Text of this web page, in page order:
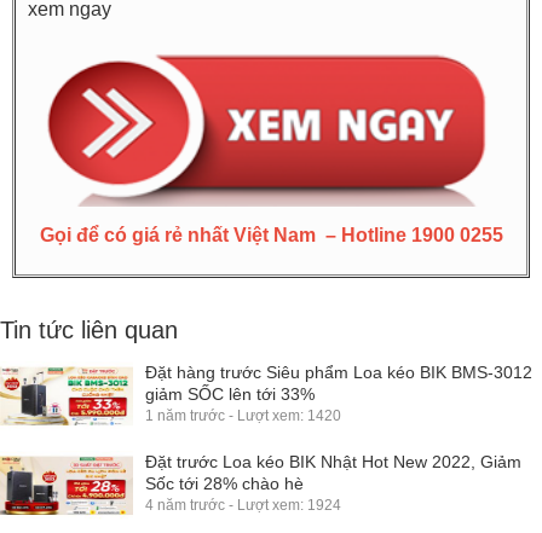
xem ngay
Gọi để có giá rẻ nhất Việt Nam – Hotline 1900 0255
Tin tức liên quan
Đặt hàng trước Siêu phẩm Loa kéo BIK BMS-3012
giảm SỐC lên tới 33%
1 năm trước - Lượt xem: 1420
Đặt trước Loa kéo BIK Nhật Hot New 2022, Giảm
Sốc tới 28% chào hè
4 năm trước - Lượt xem: 1924